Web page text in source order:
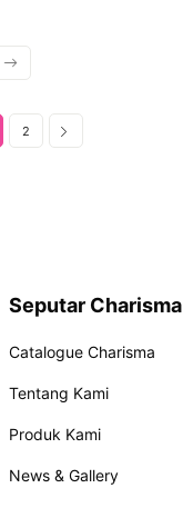
2
Seputar Charisma
Catalogue Charisma
Tentang Kami
Produk Kami
News & Gallery